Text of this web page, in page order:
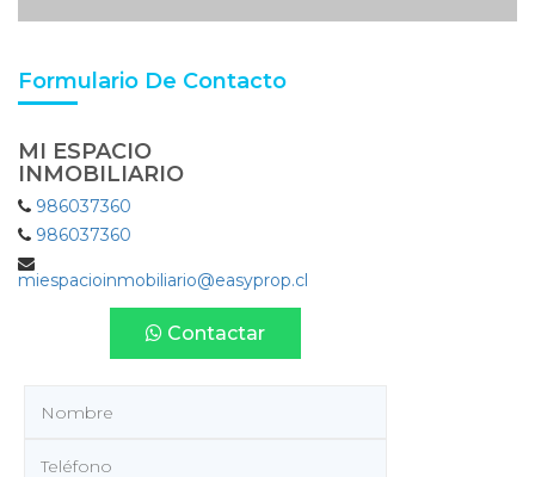
Formulario De Contacto
MI ESPACIO
INMOBILIARIO
986037360
986037360
miespacioinmobiliario@easyprop.cl
Contactar